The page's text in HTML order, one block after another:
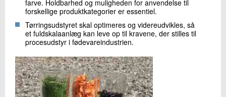
farve. Holdbarhed og muligheden for anvendelse til
forskellige produktkategorier er essentiel.
Tørringsudstyret skal optimeres og videreudvikles, så
et fuldskalaanlæg kan leve op til kravene, der stilles til
procesudstyr i fødevareindustrien.